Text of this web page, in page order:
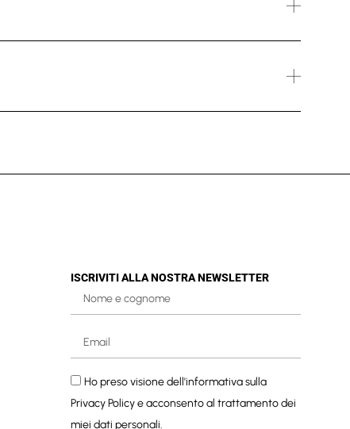
ISCRIVITI ALLA NOSTRA NEWSLETTER
Ho preso visione dell'informativa sulla
Privacy Policye acconsento al trattamento dei
miei dati personali.